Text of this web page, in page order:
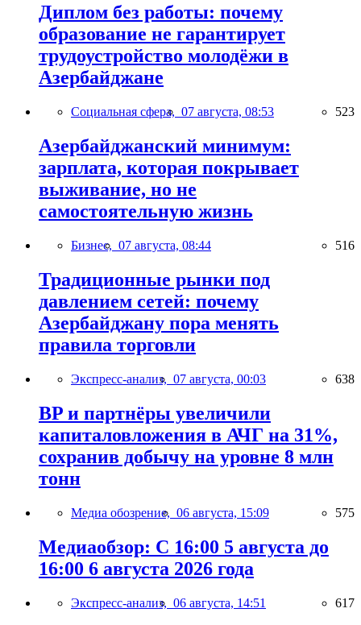
Диплом без работы: почему
образование не гарантирует
трудоустройство молодёжи в
Азербайджане
Социальная сфера, 07 августа, 08:53 523
Азербайджанский минимум:
зарплата, которая покрывает
выживание, но не
самостоятельную жизнь
Бизнес, 07 августа, 08:44 516
Традиционные рынки под
давлением сетей: почему
Азербайджану пора менять
правила торговли
Экспресс-анализ, 07 августа, 00:03 638
BP и партнёры увеличили
капиталовложения в АЧГ на 31%,
сохранив добычу на уровне 8 млн
тонн
Медиа обозрение, 06 августа, 15:09 575
Медиаобзор: С 16:00 5 августа до
16:00 6 августа 2026 года
Экспресс-анализ, 06 августа, 14:51 617